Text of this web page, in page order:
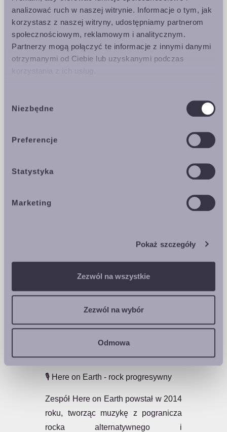
analizować ruch w naszej witrynie. Informacje o tym, jak
korzystasz z naszej witryny, udostępniamy partnerom
społecznościowym, reklamowym i analitycznym.
Partnerzy mogą połączyć te informacje z innymi danymi
otrzymanymi od Ciebie lub uzyskanymi podczas
zgody
Niezbędne
Preferencje
Statystyka
Marketing
Pokaż szczegóły
Zezwól na wszystkie
Zezwól na wybór
Odmowa
Brzeg to krakowsko - katowicki zespół
łączący brytyjskie myślenie o muzyce
progresywno-rockowej, różne style
muzyczne i polskie teksty. W
obecnym składzie gra od 2021 roku i
we współpracy z artystą wizualnym
•—•—•— jest koncepcyjnym
polirytmicznym, wielowątkowym i
podzielonym na osiem rozdziałów.
doświadczeniem. Teksty utrzymane
Tomasz Dziedzic - gitary, wokal
🎙️ Here on Earth - rock progresywny
Zespół Here on Earth powstał w 2014
roku, tworząc muzykę z pogranicza
rocka alternatywnego i